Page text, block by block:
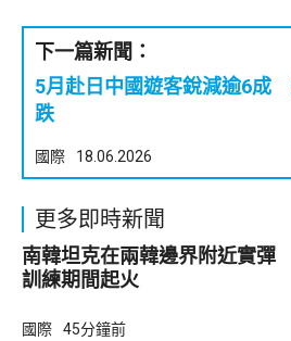
下一篇新聞：
5月赴日中國遊客銳減逾6成
跌
國際 18.06.2026
更多即時新聞
南韓坦克在兩韓邊界附近實彈
訓練期間起火
國際 45分鐘前